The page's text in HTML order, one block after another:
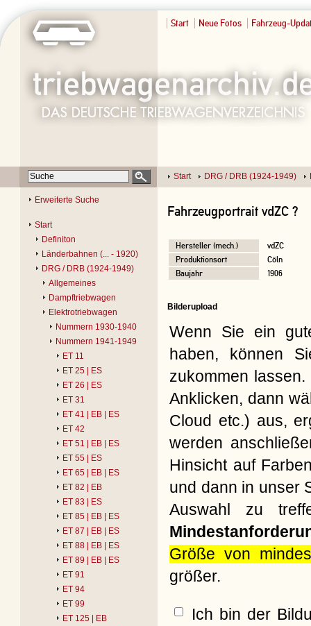
Start Neue Fotos Fahrzeug-
Start DRG / DRB (1924-1949)
Erweiterte Suche
Start
Definiton
Länderbahnen (... - 1920)
DRG / DRB (1924-1949)
Allgemeines
Dampftriebwagen
Elektrotriebwagen
Nummern 1930-1940
Nummern 1941-1949
ET 11
ET 25 | ES
ET 26 | ES
ET 31
ET 41 | EB | ES
ET 42
ET 51 | EB | ES
ET 55 | ES
ET 65 | EB | ES
ET 82 | EB
ET 83 | ES
ET 85 | EB | ES
ET 87 | EB | ES
ET 88 | EB | ES
ET 89 | EB | ES
ET 91
ET 94
ET 99
ET 125 | EB
Fahrzeugportrait vdZC ?
Hersteller (mech.)
vdZC
Produktionsort
Cöln
Baujahr
1906
Bilderupload
Wenn Sie ein
haben, können
zukommen
Anklicken, dann
Cloud etc.) aus,
werden
Hinsicht auf
und dann in unser
Auswahl zu
Größe von
größer.
Ich bin der